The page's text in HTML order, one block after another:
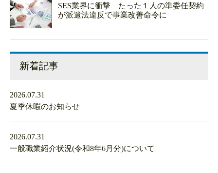
SES業界に衝撃 たった１人の準委任契約
が派遣法違反で事業改善命令に
新着記事
2026.07.31
夏季休暇のお知らせ
2026.07.31
一般職業紹介状況(令和8年6月分)について